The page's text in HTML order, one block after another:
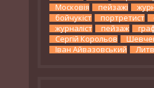
Московія
пейзажі
бойчукіст
портретист
журналіст
пейзаж
Сергій Корольов
Іван Айвазовський